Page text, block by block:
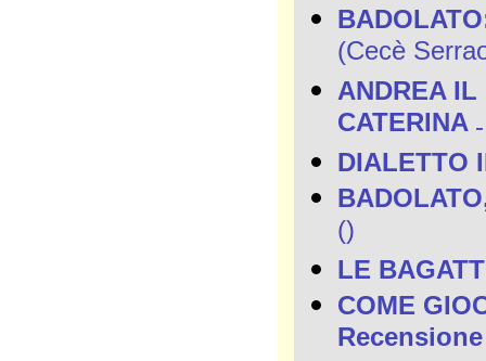
(Cecè
ANDREA IL
CATERINA
DIALETTO
()
LE
COME